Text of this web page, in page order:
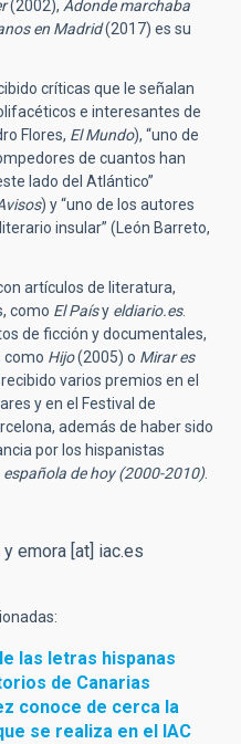
(2002), Adonde marchaba
en Madrid(2017) es su
críticas que le señalan
e interesantes de
Flores, El Mundo), “uno de
de cuantos han
lado del Atlántico”
) y “uno de los autores
insular” (León Barreto,
artículos de literatura,
como El Paísy eldiario.es.
de ficción y documentales,
como Hijo(2005) o Mirar es
varios premios en el
y en el Festival de
además de haber sido
por los hispanistas
de hoy (2000-2010).
y emora [at] iac.es
las letras hispanas
de Canarias
conoce de cerca la
se realiza en el IAC